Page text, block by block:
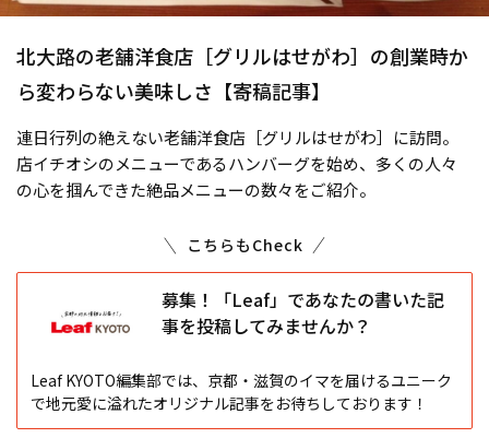
北大路の老舗洋食店［グリルはせがわ］の創業時か
ら変わらない美味しさ【寄稿記事】
連日行列の絶えない老舗洋食店［グリルはせがわ］に訪問。
店イチオシのメニューであるハンバーグを始め、多くの人々
の心を掴んできた絶品メニューの数々をご紹介。
こちらもCheck
募集！「Leaf」であなたの書いた記
事を投稿してみませんか？
Leaf KYOTO編集部では、京都・滋賀のイマを届けるユニーク
で地元愛に溢れたオリジナル記事をお待ちしております！